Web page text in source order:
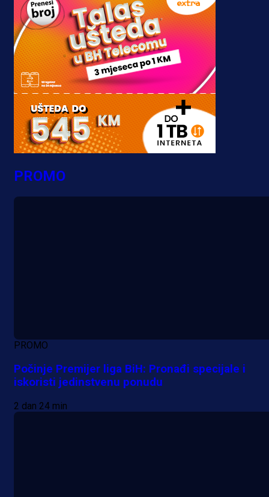
PROMO
PROMO
Počinje Premijer liga BiH: Pronađi specijale i
iskoristi jedinstvenu ponudu
2 dan 24 min